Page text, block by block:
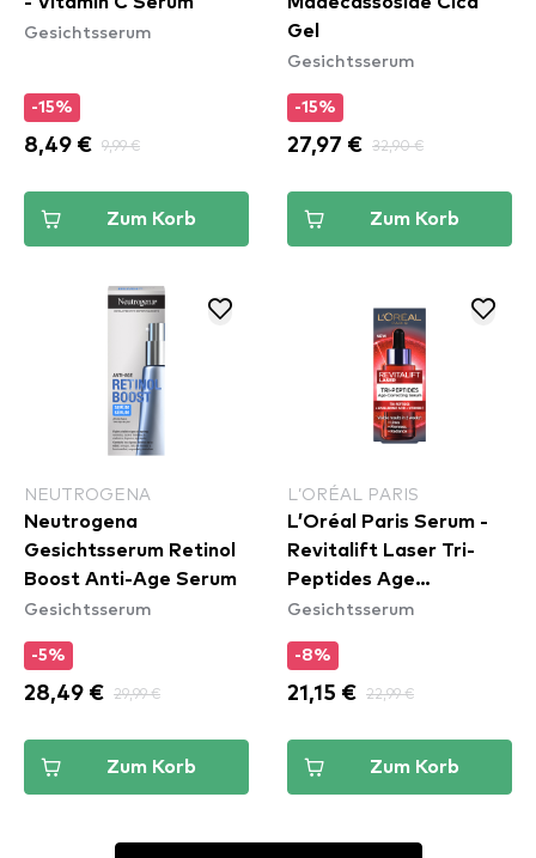
Gesichtsserum
-15%
8,49 € 9,99 €
Zum Korb
Gel
Gesichtsserum
-15%
27,97 € 32,90 €
Zum Korb
NEUTROGENA
Neutrogena
Gesichtsserum Retinol
Boost Anti-Age Serum
Gesichtsserum
-5%
28,49 € 29,99 €
Zum Korb
L’ORÉAL PARIS
L’Oréal Paris Serum -
Revitalift Laser Tri-
Peptides Age
Correcting Serum
Gesichtsserum
-8%
21,15 € 22,99 €
Zum Korb